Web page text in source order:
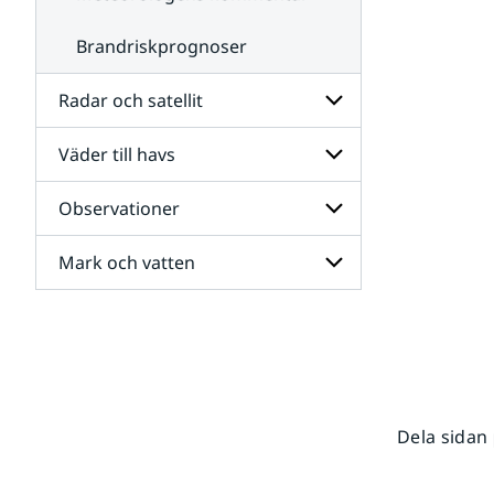
Brandriskprognoser
Radar och satellit
Undersidor
för
Radar
och
satellit
Väder till havs
Undersidor
för
Väder
till
havs
Observationer
Undersidor
för
Mark och vatten
Dela sidan